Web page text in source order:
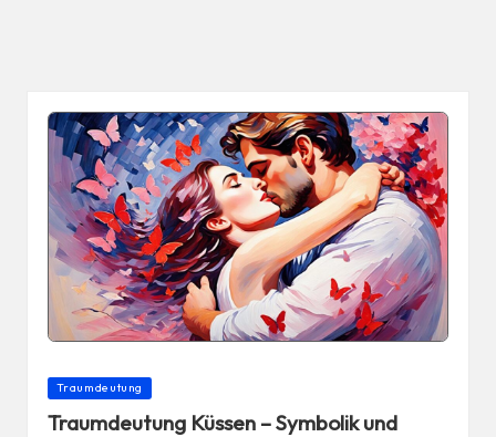
Posted
Traumdeutung
Traumdeutung Küssen – Symbolik und